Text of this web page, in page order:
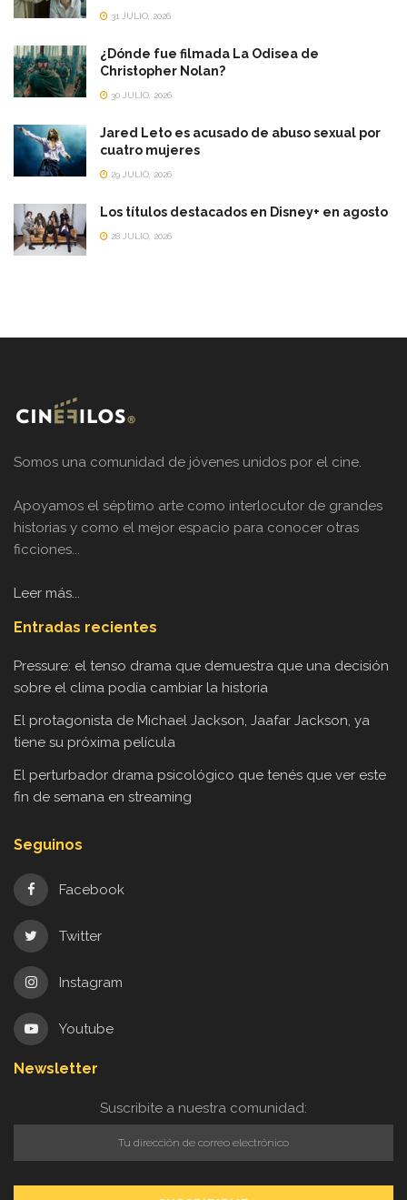
31 JULIO, 2026
¿Dónde fue filmada La Odisea de
Christopher Nolan?
30 JULIO, 2026
Jared Leto es acusado de abuso sexual por
cuatro mujeres
29 JULIO, 2026
Los títulos destacados en Disney+ en agosto
28 JULIO, 2026
Somos una comunidad de jóvenes unidos por el cine.
Apoyamos el séptimo arte como interlocutor de grandes
historias y como el mejor espacio para conocer otras
ficciones...
Leer más...
Entradas recientes
Pressure: el tenso drama que demuestra que una decisión
sobre el clima podía cambiar la historia
El protagonista de Michael Jackson, Jaafar Jackson, ya
tiene su próxima película
El perturbador drama psicológico que tenés que ver este
fin de semana en streaming
Seguinos
Facebook
Twitter
Instagram
Youtube
Newsletter
Suscribite a nuestra comunidad: